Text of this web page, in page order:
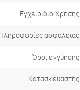
Εγχειρίδιο Χρήσης
ασφάλειας
Όροι εγγύησης
Κατασκευαστής